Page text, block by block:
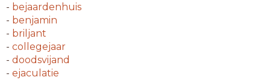
- bejaardenhuis
- benjamin
- briljant
- collegejaar
- doodsvijand
- ejaculatie